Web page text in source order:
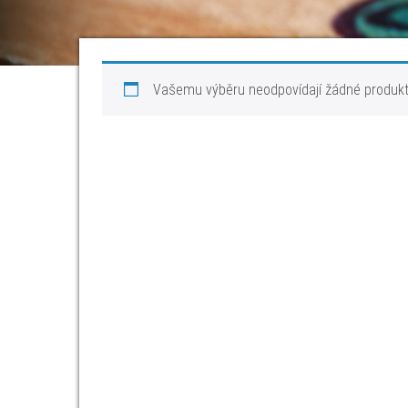
Vašemu výběru neodpovídají žádné